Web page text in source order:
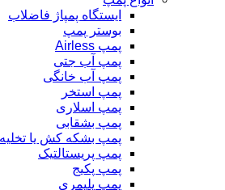
ایستگاه پمپاژ فاضلاب
بوستر پمپ
پمپ Airless
پمپ آب جتی
پمپ آب خانگی
پمپ استخر
پمپ اسلاری
پمپ بشقابی
پمپ بشکه کش یا
پمپ پریستالتیک
پمپ پکیج
پمپ پلیمری